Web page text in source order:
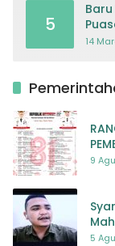
5
14
9
5